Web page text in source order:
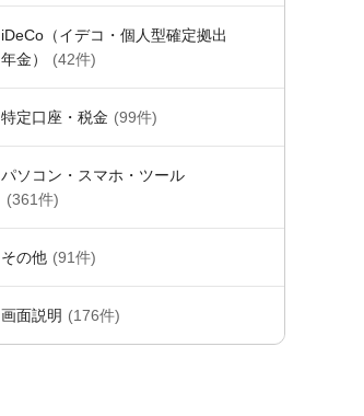
iDeCo（イデコ・個人型確定拠出
年金）
(42件)
特定口座・税金 (99件)
パソコン・スマホ・ツール
(361件)
その他 (91件)
画面説明 (176件)